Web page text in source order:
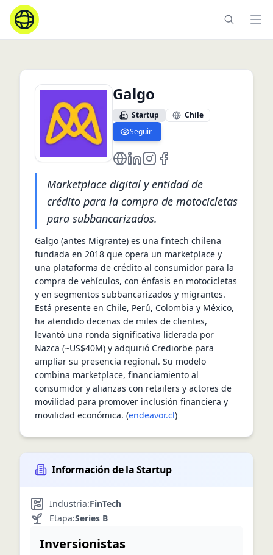
Galgo
Startup
Chile
Seguir
https://www.migrante.com/
https://cl.linkedin.com/
https://https://
Marketplace digital y entidad de
crédito para la compra de motocicletas
para subbancarizados.
Galgo (antes Migrante) es una fintech chilena
fundada en 2018 que opera un marketplace y
una plataforma de crédito al consumidor para la
compra de vehículos, con énfasis en motocicletas
y en segmentos subbancarizados y migrantes.
Está presente en Chile, Perú, Colombia y México,
ha atendido decenas de miles de clientes,
levantó una ronda significativa liderada por
Nazca (~US$40M) y adquirió Crediorbe para
ampliar su presencia regional. Su modelo
combina marketplace, financiamiento al
consumidor y alianzas con retailers y actores de
movilidad para promover inclusión financiera y
movilidad económica. (endeavor.cl)
Información de la Startup
Industria:FinTech
Etapa:Series B
Inversionistas